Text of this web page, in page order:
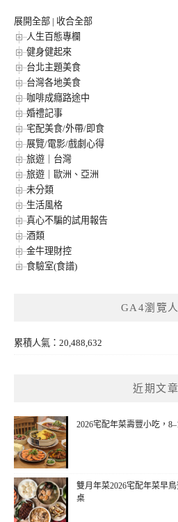
展開全部 | 收合全部
人生百態專欄
健身健起來
台北主題美食
台灣各地美食
咖啡成癮路途中
婚禮記事
宅配美食/外帶/即食
展覽/電影/戲劇心得
旅遊｜台灣
旅遊｜歐洲、亞洲
未分類
生活風格
真心不騙的試用報告
酒類
金牛理財控
食驗室(食譜)
GA4瀏覽
累積人氣：20,488,632
近期文章
2026宅配年菜壽豐小吃，
雙月年菜2026宅配年菜早
桌